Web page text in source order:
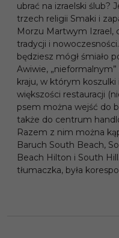
ubrać na izraelski ślub?
trzech religii Smaki i
Morzu Martwym Izrael,
tradycji i
będziesz mógł śmiało
Awiwie,
kraju, w którym koszulki
większości restauracji
psem można wejść do
także do centrum
Razem z nim można
Baruch South Beach,
Beach Hilton i South
tłumaczka, była